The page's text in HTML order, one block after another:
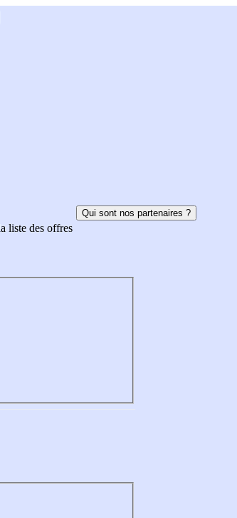
liste des offres
Qui sont nos partenaires ?